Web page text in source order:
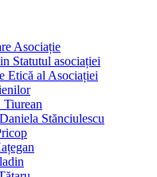
Asociație
Statutul asociației
Etică al Asociației
Tiurean
Stănciulescu